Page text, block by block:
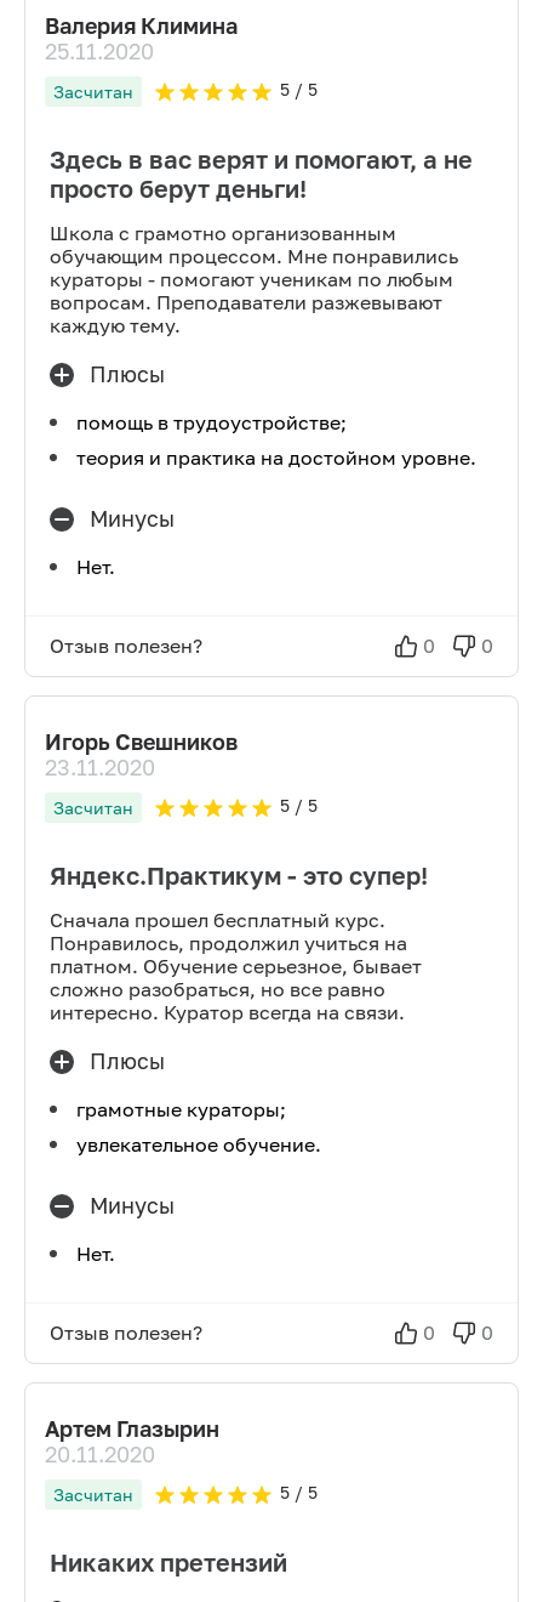
Валерия Климина
25.11.2020
Засчитан 5/ 5
Здесь в вас верят и помогают, а не
просто берут деньги!
Школа с грамотно организованным
обучающим процессом. Мне понравились
кураторы - помогают ученикам по любым
вопросам. Преподаватели разжевывают
каждую тему.
Плюсы
помощь в трудоустройстве;
теория и практика на достойном уровне.
Минусы
Нет.
Отзыв полезен? 0 0
Игорь Свешников
23.11.2020
Засчитан 5/ 5
Яндекс.Практикум - это супер!
Сначала прошел бесплатный курс.
Понравилось, продолжил учиться на
платном. Обучение серьезное, бывает
сложно разобраться, но все равно
интересно. Куратор всегда на связи.
Плюсы
грамотные кураторы;
увлекательное обучение.
Минусы
Нет.
Отзыв полезен? 0 0
Артем Глазырин
20.11.2020
Засчитан 5/ 5
Никаких претензий